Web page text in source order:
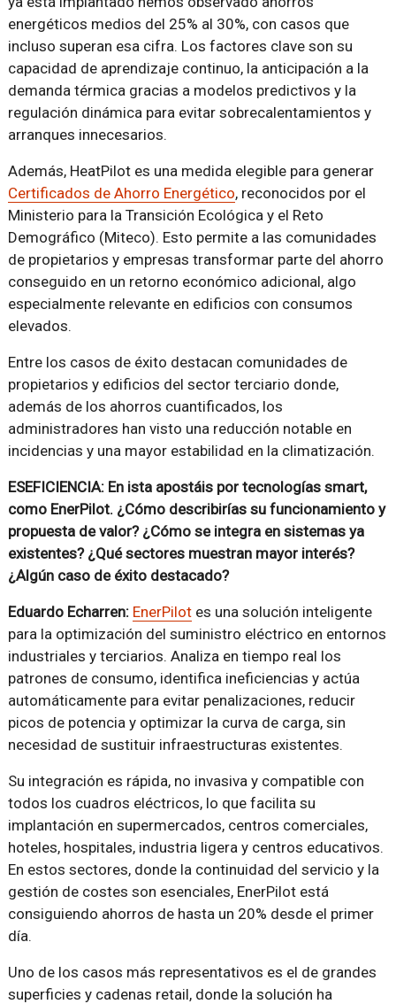
energéticos medios del 25% al 30%, con casos que
incluso superan esa cifra. Los factores clave son su
capacidad de aprendizaje continuo, la anticipación a la
demanda térmica gracias a modelos predictivos y la
regulación dinámica para evitar sobrecalentamientos y
arranques innecesarios.
Además, HeatPilot es una medida elegible para generar
Certificados de Ahorro Energético, reconocidos por el
Ministerio para la Transición Ecológica y el Reto
Demográfico (Miteco). Esto permite a las comunidades
de propietarios y empresas transformar parte del ahorro
conseguido en un retorno económico adicional, algo
especialmente relevante en edificios con consumos
elevados.
Entre los casos de éxito destacan comunidades de
propietarios y edificios del sector terciario donde,
además de los ahorros cuantificados, los
administradores han visto una reducción notable en
incidencias y una mayor estabilidad en la climatización.
ESEFICIENCIA: En ista apostáis por tecnologías smart,
como EnerPilot. ¿Cómo describirías su funcionamiento y
propuesta de valor? ¿Cómo se integra en sistemas ya
existentes? ¿Qué sectores muestran mayor interés?
¿Algún caso de éxito destacado?
Eduardo Echarren: EnerPilotes una solución inteligente
para la optimización del suministro eléctrico en entornos
industriales y terciarios. Analiza en tiempo real los
patrones de consumo, identifica ineficiencias y actúa
automáticamente para evitar penalizaciones, reducir
picos de potencia y optimizar la curva de carga, sin
necesidad de sustituir infraestructuras existentes.
Su integración es rápida, no invasiva y compatible con
todos los cuadros eléctricos, lo que facilita su
implantación en supermercados, centros comerciales,
hoteles, hospitales, industria ligera y centros educativos.
En estos sectores, donde la continuidad del servicio y la
gestión de costes son esenciales, EnerPilot está
consiguiendo ahorros de hasta un 20% desde el primer
día.
Uno de los casos más representativos es el de grandes
superficies y cadenas retail, donde la solución ha